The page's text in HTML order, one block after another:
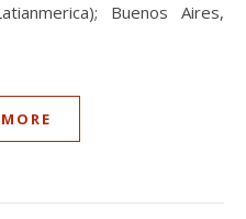
Buenos Aires,